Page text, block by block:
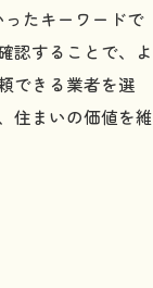
たキーワードで
認することで、よ
できる業者を選
住まいの価値を維